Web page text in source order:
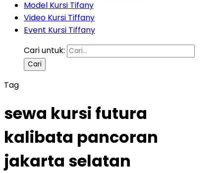
Model Kursi Tifany
Video Kursi Tiffany
Event Kursi Tiffany
Cari untuk:
Tag
sewa kursi futura
kalibata pancoran
jakarta selatan